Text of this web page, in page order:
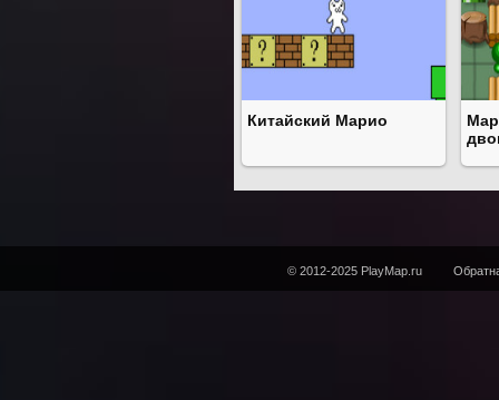
Китайский Марио
© 2012-2025 PlayMap.ru